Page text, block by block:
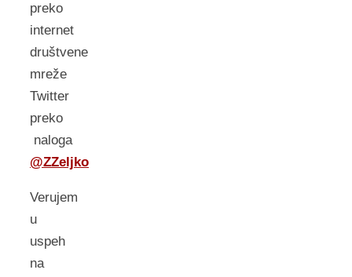
preko
internet
društvene
mreže
Twitter
preko
naloga
@ZZeljko
Verujem
u
uspeh
na